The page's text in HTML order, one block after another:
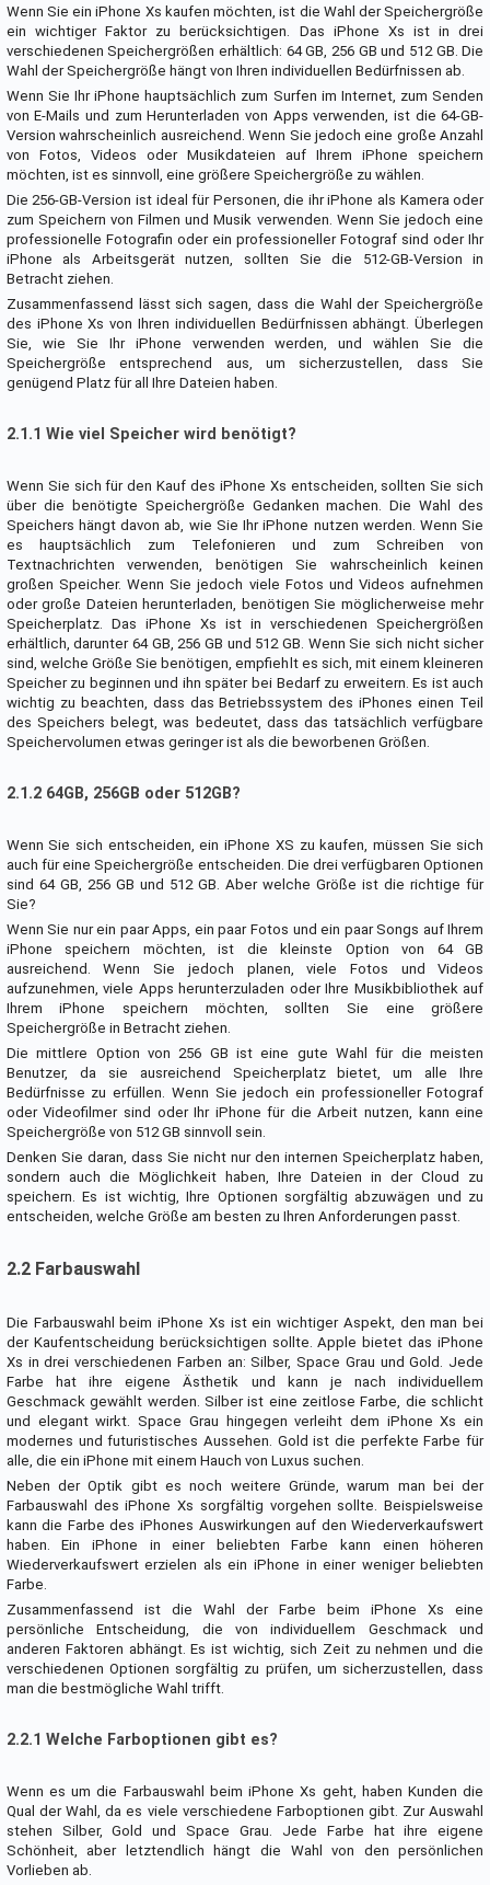
Wenn Sie ein iPhone Xs kaufen möchten, ist die Wahl der Speichergröße
ein wichtiger Faktor zu berücksichtigen. Das iPhone Xs ist in drei
verschiedenen Speichergrößen erhältlich: 64 GB, 256 GB und 512 GB. Die
Wahl der Speichergröße hängt von Ihren individuellen Bedürfnissen ab.
Wenn Sie Ihr iPhone hauptsächlich zum Surfen im Internet, zum Senden
von E-Mails und zum Herunterladen von Apps verwenden, ist die 64-GB-
Version wahrscheinlich ausreichend. Wenn Sie jedoch eine große Anzahl
von Fotos, Videos oder Musikdateien auf Ihrem iPhone speichern
möchten, ist es sinnvoll, eine größere Speichergröße zu wählen.
Die 256-GB-Version ist ideal für Personen, die ihr iPhone als Kamera oder
zum Speichern von Filmen und Musik verwenden. Wenn Sie jedoch eine
professionelle Fotografin oder ein professioneller Fotograf sind oder Ihr
iPhone als Arbeitsgerät nutzen, sollten Sie die 512-GB-Version in
Betracht ziehen.
Zusammenfassend lässt sich sagen, dass die Wahl der Speichergröße
des iPhone Xs von Ihren individuellen Bedürfnissen abhängt. Überlegen
Sie, wie Sie Ihr iPhone verwenden werden, und wählen Sie die
Speichergröße entsprechend aus, um sicherzustellen, dass Sie
genügend Platz für all Ihre Dateien haben.
2.1.1 Wie viel Speicher wird benötigt?
Wenn Sie sich für den Kauf des iPhone Xs entscheiden, sollten Sie sich
über die benötigte Speichergröße Gedanken machen. Die Wahl des
Speichers hängt davon ab, wie Sie Ihr iPhone nutzen werden. Wenn Sie
es hauptsächlich zum Telefonieren und zum Schreiben von
Textnachrichten verwenden, benötigen Sie wahrscheinlich keinen
großen Speicher. Wenn Sie jedoch viele Fotos und Videos aufnehmen
oder große Dateien herunterladen, benötigen Sie möglicherweise mehr
Speicherplatz. Das iPhone Xs ist in verschiedenen Speichergrößen
erhältlich, darunter 64 GB, 256 GB und 512 GB. Wenn Sie sich nicht sicher
sind, welche Größe Sie benötigen, empfiehlt es sich, mit einem kleineren
Speicher zu beginnen und ihn später bei Bedarf zu erweitern. Es ist auch
wichtig zu beachten, dass das Betriebssystem des iPhones einen Teil
des Speichers belegt, was bedeutet, dass das tatsächlich verfügbare
Speichervolumen etwas geringer ist als die beworbenen Größen.
2.1.2 64GB, 256GB oder 512GB?
Wenn Sie sich entscheiden, ein iPhone XS zu kaufen, müssen Sie sich
auch für eine Speichergröße entscheiden. Die drei verfügbaren Optionen
sind 64 GB, 256 GB und 512 GB. Aber welche Größe ist die richtige für
Sie?
Wenn Sie nur ein paar Apps, ein paar Fotos und ein paar Songs auf Ihrem
iPhone speichern möchten, ist die kleinste Option von 64 GB
ausreichend. Wenn Sie jedoch planen, viele Fotos und Videos
aufzunehmen, viele Apps herunterzuladen oder Ihre Musikbibliothek auf
Ihrem iPhone speichern möchten, sollten Sie eine größere
Speichergröße in Betracht ziehen.
Die mittlere Option von 256 GB ist eine gute Wahl für die meisten
Benutzer, da sie ausreichend Speicherplatz bietet, um alle Ihre
Bedürfnisse zu erfüllen. Wenn Sie jedoch ein professioneller Fotograf
oder Videofilmer sind oder Ihr iPhone für die Arbeit nutzen, kann eine
Speichergröße von 512 GB sinnvoll sein.
Denken Sie daran, dass Sie nicht nur den internen Speicherplatz haben,
sondern auch die Möglichkeit haben, Ihre Dateien in der Cloud zu
speichern. Es ist wichtig, Ihre Optionen sorgfältig abzuwägen und zu
entscheiden, welche Größe am besten zu Ihren Anforderungen passt.
2.2 Farbauswahl
Die Farbauswahl beim iPhone Xs ist ein wichtiger Aspekt, den man bei
der Kaufentscheidung berücksichtigen sollte. Apple bietet das iPhone
Xs in drei verschiedenen Farben an: Silber, Space Grau und Gold. Jede
Farbe hat ihre eigene Ästhetik und kann je nach individuellem
Geschmack gewählt werden. Silber ist eine zeitlose Farbe, die schlicht
und elegant wirkt. Space Grau hingegen verleiht dem iPhone Xs ein
modernes und futuristisches Aussehen. Gold ist die perfekte Farbe für
alle, die ein iPhone mit einem Hauch von Luxus suchen.
Neben der Optik gibt es noch weitere Gründe, warum man bei der
Farbauswahl des iPhone Xs sorgfältig vorgehen sollte. Beispielsweise
kann die Farbe des iPhones Auswirkungen auf den Wiederverkaufswert
haben. Ein iPhone in einer beliebten Farbe kann einen höheren
Wiederverkaufswert erzielen als ein iPhone in einer weniger beliebten
Farbe.
Zusammenfassend ist die Wahl der Farbe beim iPhone Xs eine
persönliche Entscheidung, die von individuellem Geschmack und
anderen Faktoren abhängt. Es ist wichtig, sich Zeit zu nehmen und die
verschiedenen Optionen sorgfältig zu prüfen, um sicherzustellen, dass
man die bestmögliche Wahl trifft.
2.2.1 Welche Farboptionen gibt es?
Wenn es um die Farbauswahl beim iPhone Xs geht, haben Kunden die
Qual der Wahl, da es viele verschiedene Farboptionen gibt. Zur Auswahl
stehen Silber, Gold und Space Grau. Jede Farbe hat ihre eigene
Schönheit, aber letztendlich hängt die Wahl von den persönlichen
Vorlieben ab.